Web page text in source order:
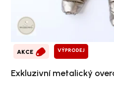
AKCE VÝPRODEJ
Exkluzivní metalický